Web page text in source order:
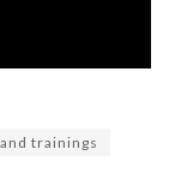
trainings